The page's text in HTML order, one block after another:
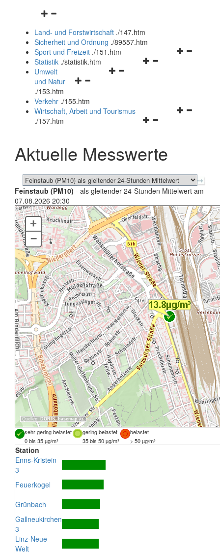
Navigationsmenü
und
schließen
Land- und Forstwirtschaft ./147.htm
Sicherheit und Ordnung ./89557.htm
Navigationsmenü
Sport und Freizeit ./151.htm
Navigationsmenü
Statistik ./statistik.htm
Navigationsmenü
und
schließen
Umwelt
und Natur
./153.htm
Verkehr ./155.htm
Navigationsmenü
schließen
Wirtschaft, Arbeit und Tourismus
./157.htm
Aktuelle Messwerte
Feinstaub (PM10) - als gleitender 24-Stunden Mittelwert am
07.08.2026 20:30
Quellen: DORIS, basemap.at
+
–
sehr gering belastet gering belastet
belastet
0 bis 35 µg/m³
35 bis 50 µg/m³ > 50 µg/m³
Station
Enns-Kristein
3
Feuerkogel
Grünbach
Gallneukirchen
3
Linz-Neue
Welt